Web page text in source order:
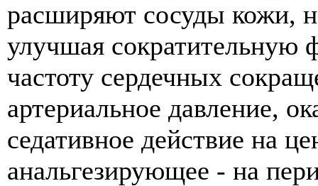
расширяют сосуды кожи,
улучшая сократительную
частоту сердечных
артериальное давление,
седативное действие на
анальгезирующее - на